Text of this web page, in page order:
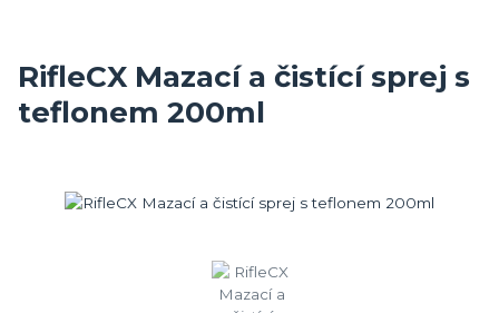
RifleCX Mazací a čistící sprej s
teflonem 200ml